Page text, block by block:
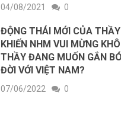
04/08/2021 0
ĐỘNG THÁI MỚI CỦA
KHIẾN NHM VUI MỪNG
THẦY ĐANG MUỐN GẮN
ĐỜI VỚI VIỆT NAM?
07/06/2022 0